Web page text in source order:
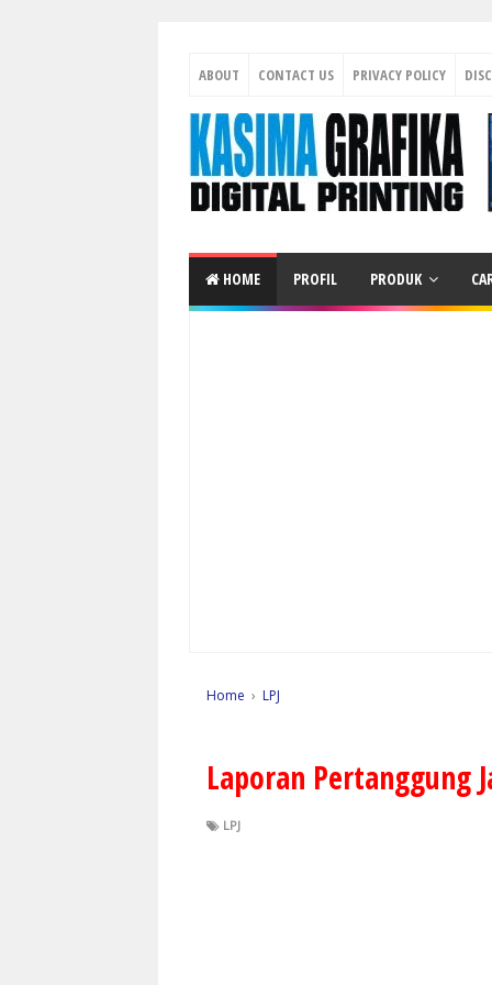
ABOUT CONTACT US PRIVACY POLICY
HOME PROFIL PRODUK
Home › LPJ
Laporan Pertanggung
LPJ